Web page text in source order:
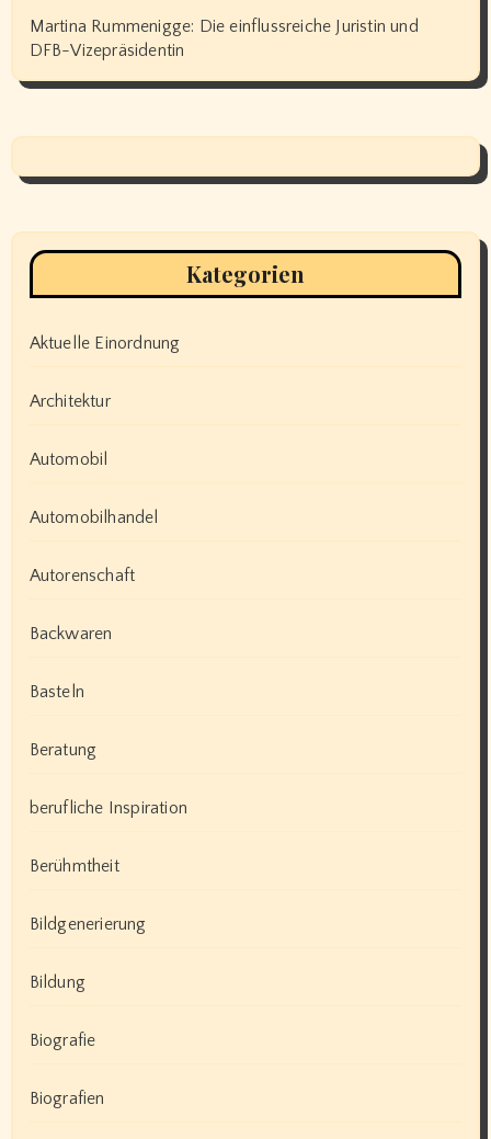
Martina Rummenigge: Die einflussreiche Juristin und
DFB-Vizepräsidentin
Kategorien
Aktuelle Einordnung
Architektur
Automobil
Automobilhandel
Autorenschaft
Backwaren
Basteln
Beratung
berufliche Inspiration
Berühmtheit
Bildgenerierung
Bildung
Biografie
Biografien